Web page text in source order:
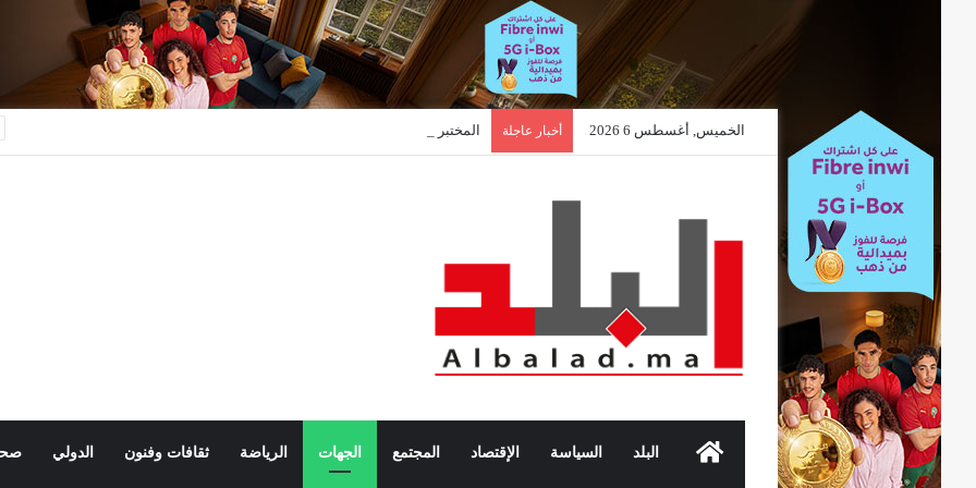
الخميس, أغسطس 6 2026 أخبار عاجلة
الرئيسيةالبلد السياسة الإقتصاد المجتمع الجهات الرياضة ثقافات وفنون الدولي